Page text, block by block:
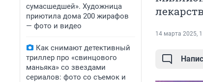
сумасшедшей». Художница
приютила дома 200 жирафов
— фото и видео
Как снимают детективный
триллер про «свинцового
маньяка» со звездами
сериалов: фото со съемок и
14 марта 2025,